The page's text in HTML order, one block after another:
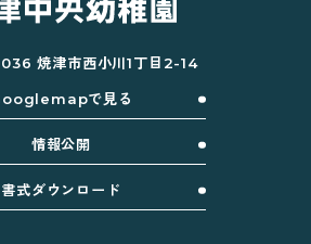
焼津市西小川1丁目2-14
で見る
情報公開
書式ダウンロード